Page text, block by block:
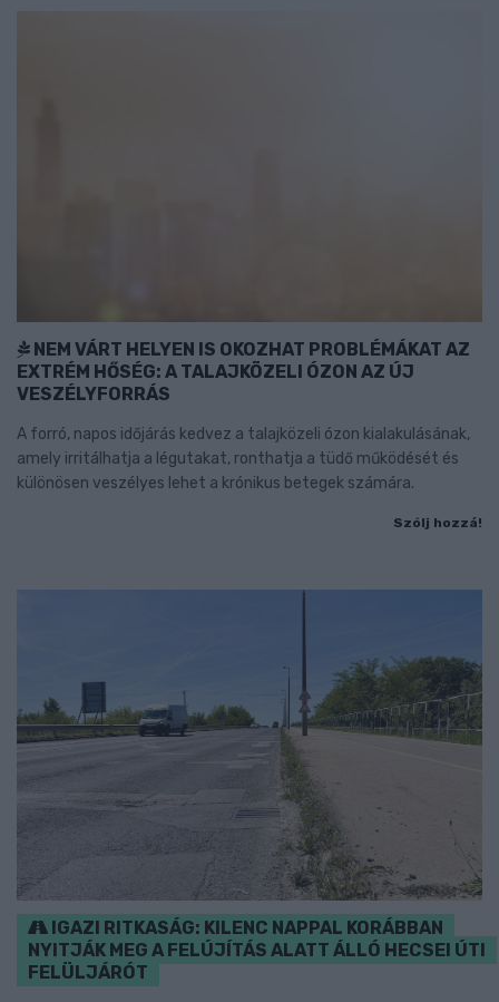
NEM VÁRT HELYEN IS OKOZHAT PROBLÉMÁKAT AZ
EXTRÉM HŐSÉG: A TALAJKÖZELI ÓZON AZ ÚJ
VESZÉLYFORRÁS
A forró, napos időjárás kedvez a talajközeli ózon kialakulásának,
amely irritálhatja a légutakat, ronthatja a tüdő működését és
különösen veszélyes lehet a krónikus betegek számára.
Szólj hozzá!
IGAZI RITKASÁG: KILENC NAPPAL KORÁBBAN
NYITJÁK MEG A FELÚJÍTÁS ALATT ÁLLÓ HECSEI ÚTI
FELÜLJÁRÓT